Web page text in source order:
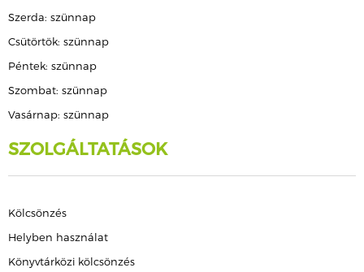
Szerda: szünnap
Csütörtök: szünnap
Péntek: szünnap
Szombat: szünnap
Vasárnap: szünnap
SZOLGÁLTATÁSOK
Kölcsönzés
Helyben használat
Könyvtárközi kölcsönzés